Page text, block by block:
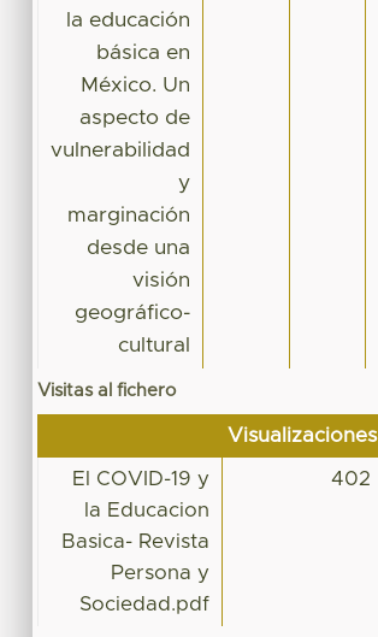
la educación
básica en
México. Un
aspecto de
vulnerabilidad
y
marginación
desde una
visión
geográfico-
cultural
Visitas al fichero
Visualizaciones
El COVID-19 y
la Educacion
Basica- Revista
Persona y
Sociedad.pdf
402